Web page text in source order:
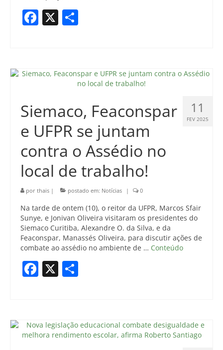
Facebook
X
11
FEV 2025
Siemaco, Feaconspar
e UFPR se juntam
contra o Assédio no
local de trabalho!
por thais | postado em: Notícias | 0
Na tarde de ontem (10), o reitor da UFPR, Marcos Sfair
Sunye, e Jonivan Oliveira visitaram os presidentes do
Siemaco Curitiba, Alexandre O. da Silva, e da
Feaconspar, Manassés Oliveira, para discutir ações de
combate ao assédio no ambiente de … Conteúdo
Facebook
X